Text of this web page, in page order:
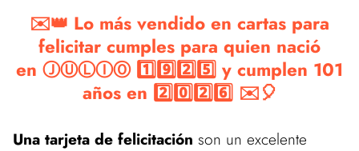
✉️👑 Lo más vendido en cartas para
felicitar cumples para quien nació
en ⒿⓊⓁⒾⓄ 1️⃣9️⃣2️⃣5️⃣ y cumplen 101
años en 2️⃣0️⃣2️⃣6️⃣ ✉️🎈
Una tarjeta de felicitación son un excelente